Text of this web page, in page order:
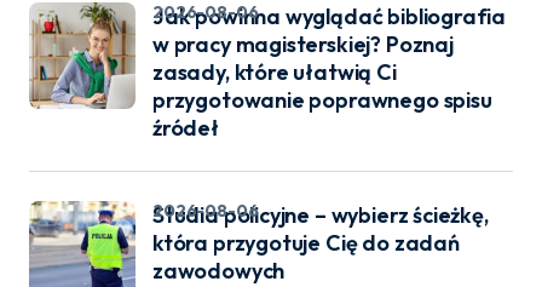
Jak powinna wyglądać bibliografia
w pracy magisterskiej? Poznaj
zasady, które ułatwią Ci
przygotowanie poprawnego spisu
źródeł
2026-08-06
Studia policyjne – wybierz ścieżkę,
która przygotuje Cię do zadań
zawodowych
2026-08-06